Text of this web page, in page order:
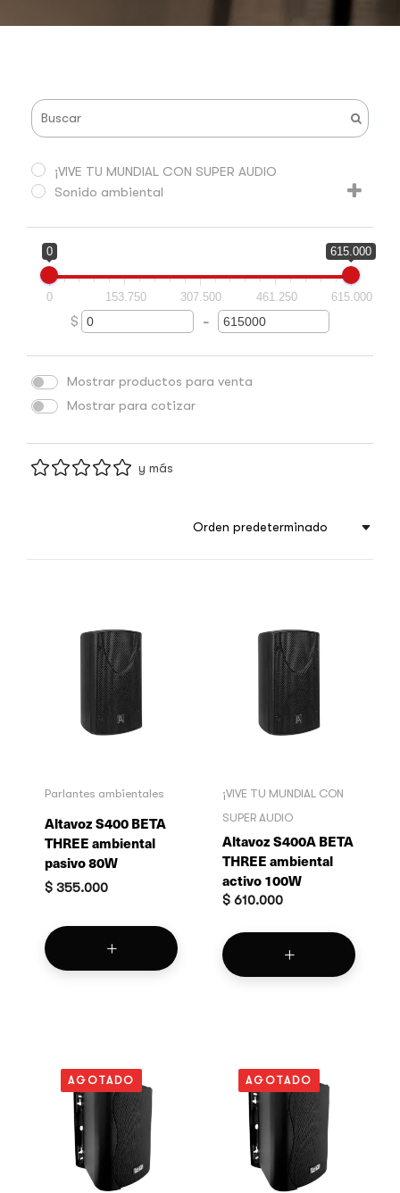
¡VIVE TU MUNDIAL CON SUPER AUDIO
Sonido ambiental
0 615.000
0 153.750 307.500 461.250 615.000
$
Minimum Price
-
Maximum Price
Mostrar productos para venta
Mostrar para cotizar
y más
Orden predeterminado
Parlantes ambientales
Altavoz S400 BETA
THREE ambiental
pasivo 80W
$ 355.000
¡VIVE TU MUNDIAL CON
SUPER AUDIO
Altavoz S400A BETA
THREE ambiental
activo 100W
$ 610.000
AGOTADO AGOTADO